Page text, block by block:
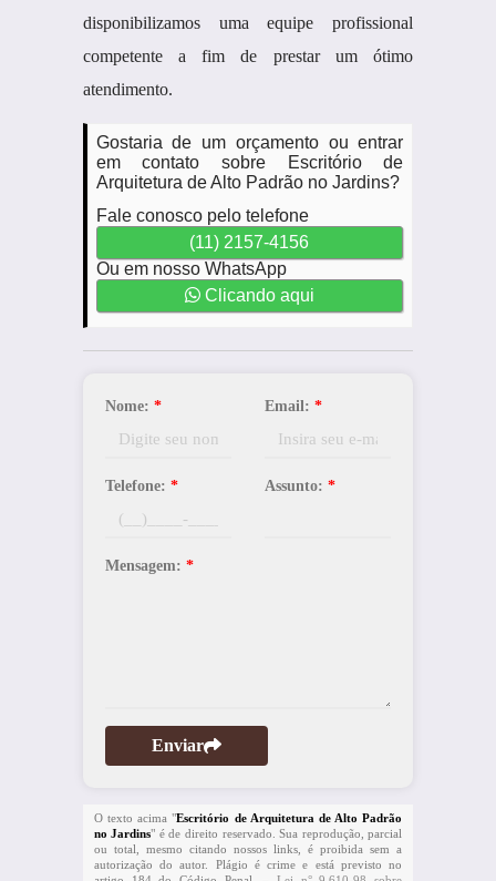
disponibilizamos uma equipe profissional
competente a fim de prestar um ótimo
atendimento.
Gostaria de um orçamento ou entrar
em contato sobre Escritório de
Arquitetura de Alto Padrão no Jardins?
Fale conosco pelo telefone
(11) 2157-4156
Ou em nosso WhatsApp
Clicando aqui
Nome: * Email: *
Telefone: * Assunto: *
Mensagem: *
Enviar
O texto acima "Escritório de Arquitetura de Alto Padrão
no Jardins" é de direito reservado. Sua reprodução, parcial
ou total, mesmo citando nossos links, é proibida sem a
autorização do autor. Plágio é crime e está previsto no